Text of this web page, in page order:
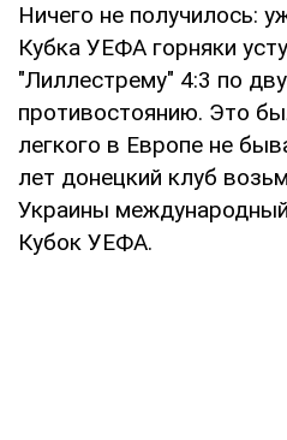
Ничего не получилось:
Кубка УЕФА горняки
"Лиллестрему" 4:3 по
противостоянию. Это
легкого в Европе не
лет донецкий клуб
Украины
Кубок УЕФА.